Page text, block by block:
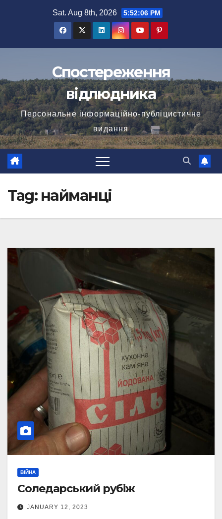
Sat. Aug 8th, 2026 5:52:06 PM
Спостереження
відлюдника
Персональне інформаційно-публіцистичне
видання
Tag: найманці
ВІЙНА
Соледарський рубіж
JANUARY 12, 2023